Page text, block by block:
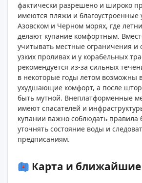
фактически разрешено и широко
имеются пляжи и благоустроенные
Азовском и Черном морях, где
делают купание комфортным.
учитывать местные ограничения и
узких проливах и у корабельных
рекомендуется из‑за сильных
в некоторые годы летом возможны
ухудшающие комфорт, а после
быть мутной. Внеплатформенные
имеют спасателей и
купании важно соблюдать правила
уточнять состояние воды и
предписаниям.
Карта и ближайшие